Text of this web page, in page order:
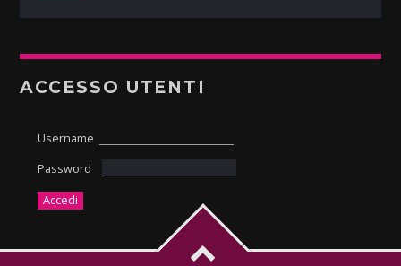
ACCESSO UTENTI
Username
Password